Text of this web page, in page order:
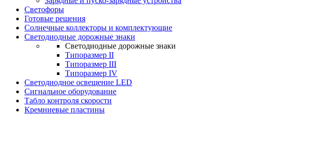
Светофоры
Готовые решения
Солнечные коллекторы и комплектующие
Светодиодные дорожные знаки
Светодиодные дорожные знаки
Типоразмер II
Типоразмер III
Типоразмер IV
Светодиодное освещение LED
Сигнальное оборудование
Табло контроля скорости
Кремниевые пластины